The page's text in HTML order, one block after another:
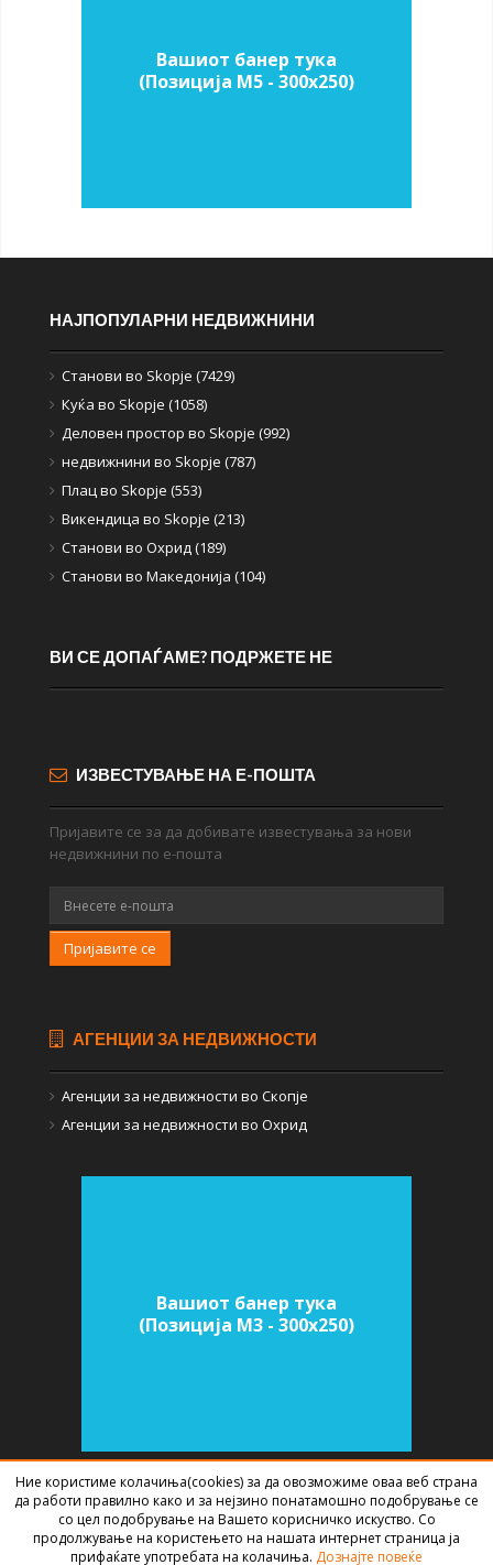
Вашиот банер тука
(Позиција M5 - 300х250)
НАЈПОПУЛАРНИ НЕДВИЖНИНИ
Станови во Skopje (7429)
Куќа во Skopje (1058)
Деловен простор во Skopje (992)
недвижнини во Skopje (787)
Плац во Skopje (553)
Викендица во Skopje (213)
Станови во Охрид (189)
Станови во Македонија (104)
ВИ СЕ ДОПАЃАМЕ? ПОДРЖЕТЕ НЕ
ИЗВЕСТУВАЊЕ НА Е-ПОШТА
Пријавите се за да добивате известувања за нови
недвижнини по е-пошта
Пријавите се
АГЕНЦИИ ЗА НЕДВИЖНОСТИ
Агенции за недвижности во Скопје
Агенции за недвижности во Охрид
Вашиот банер тука
(Позиција M3 - 300х250)
СОФТВЕР ЗА АГЕНЦИИ ЗА НЕДВИЖНИНИИЗРАБОТЕН ОДBEST NET
STUDIO2026
Ние користиме колачиња(cookies) за да овозможиме оваа веб страна
да работи правилно како и за нејзино понатамошно подобрување се
со цел подобрување на Вашето корисничко искуство. Со
продолжување на користењето на нашата интернет страница ја
прифаќате употребата на колачиња. Дознајте повеќе